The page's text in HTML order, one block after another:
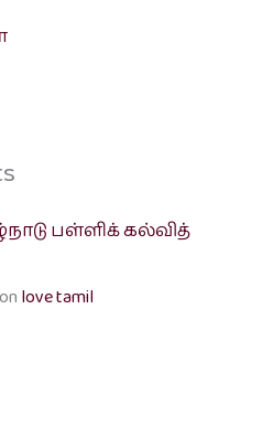
பள்ளிக் கல்வித்
on love tamil